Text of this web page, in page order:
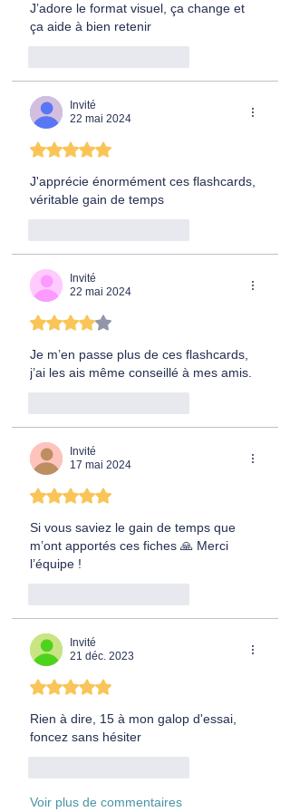
J’adore le format visuel, ça change et
ça aide à bien retenir
Invité
22 mai 2024
Noté 5 étoiles sur 5.
J'apprécie énormément ces flashcards,
véritable gain de temps
Invité
22 mai 2024
Noté 4 étoiles sur 5.
Je m’en passe plus de ces flashcards,
j’ai les ais même conseillé à mes amis.
Invité
17 mai 2024
Noté 5 étoiles sur 5.
Si vous saviez le gain de temps que
m’ont apportés ces fiches 🙏 Merci
l’équipe !
Invité
21 déc. 2023
Noté 5 étoiles sur 5.
Rien à dire, 15 à mon galop d'essai,
foncez sans hésiter
Voir plus de commentaires